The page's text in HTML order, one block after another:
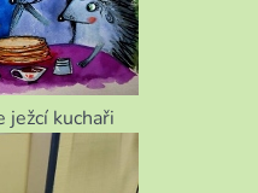
ježcí kuchaři